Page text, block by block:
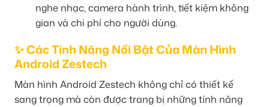
nghe nhạc, camera hành trình, tiết kiệm không
gian và chi phí cho người dùng.
✨ Các Tính Năng Nổi Bật Của Màn Hình
Android Zestech
Màn hình Android Zestech không chỉ có thiết kế
sang trọng mà còn được trang bị những tính năng